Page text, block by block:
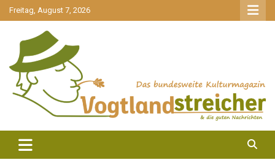
gehe
zum
Freitag, August 7, 2026
Vogtlandstreicher